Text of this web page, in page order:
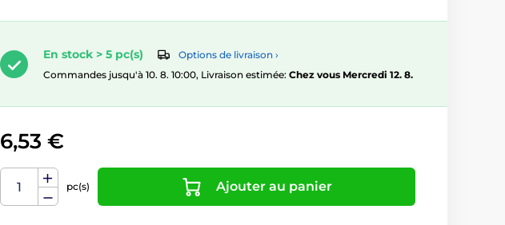
En stock > 5 pc(s)
Options de livraison ›
Commandes jusqu'à 10. 8. 10:00, Livraison estimée: Chez vous Mercredi 12. 8.
6,53 €
pc(s) Ajouter au panier